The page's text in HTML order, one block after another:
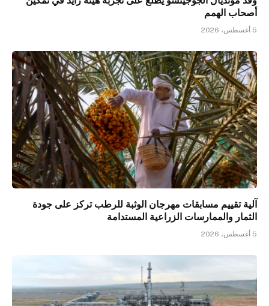
أصحاب الهمم
5 أغسطس، 2026
آلية تقييم مسابقات مهرجان الوثبة للرطب تركز على جودة
الثمار والممارسات الزراعية المستدامة
5 أغسطس، 2026